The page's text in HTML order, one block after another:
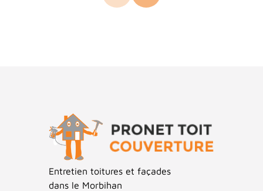
Hydrofuge façade incolore et coloré
Ravalement de façade
Artisan couvreur Morbihan 56
Urgence toiture
Ramonage
Panneaux solaires
Entretien toitures et façades
dans le Morbihan